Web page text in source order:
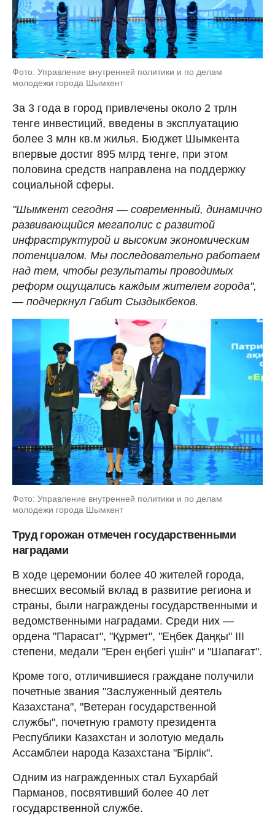
Фото: Управление внутренней политики и по делам
молодежи города Шымкент
За 3 года в город привлечены около 2 трлн
тенге инвестиций, введены в эксплуатацию
более 3 млн кв.м жилья. Бюджет Шымкента
впервые достиг 895 млрд тенге, при этом
половина средств направлена на поддержку
социальной сферы.
"Шымкент сегодня — современный, динамично
развивающийся мегаполис с развитой
инфраструктурой и высоким экономическим
потенциалом. Мы последовательно работаем
над тем, чтобы результаты проводимых
реформ ощущались каждым жителем города",
— подчеркнул Габит Сыздыкбеков.
Фото: Управление внутренней политики и по делам
молодежи города Шымкент
Труд горожан отмечен государственными
наградами
В ходе церемонии более 40 жителей города,
внесших весомый вклад в развитие региона и
страны, были награждены государственными и
ведомственными наградами. Среди них —
ордена "Парасат", "Құрмет", "Еңбек Даңқы" III
степени, медали "Ерен еңбегі үшін" и "Шапағат".
Кроме того, отличившиеся граждане получили
почетные звания "Заслуженный деятель
Казахстана", "Ветеран государственной
службы", почетную грамоту президента
Республики Казахстан и золотую медаль
Ассамблеи народа Казахстана "Бірлік".
Одним из награжденных стал Бухарбай
Парманов, посвятивший более 40 лет
государственной службе.